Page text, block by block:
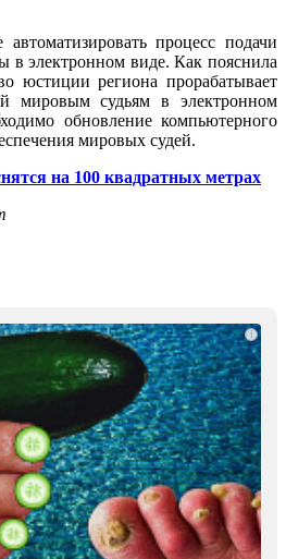
процесс подачи
в электронном виде. Как пояснила
юстиции региона прорабатывает
мировым судьям в электронном
обновление компьютерного
мировых судей.
на 100 квадратных метрах
i